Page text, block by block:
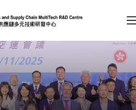
按回车键）
会员登录
A A EN 繁 简